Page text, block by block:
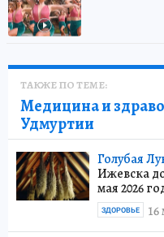
ТАКЖЕ ПО ТЕМЕ:
Медицина и
Удмуртии
Голубая
Ижевска
мая 2026
16
ЗДОРОВЬЕ